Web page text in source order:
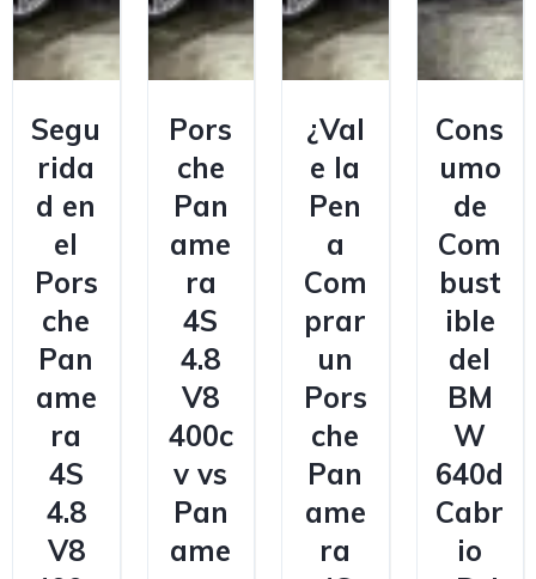
Segu
rida
d en
el
Pors
che
Pan
ame
ra
4S
4.8
V8
Pors
che
Pan
ame
ra
4S
4.8
V8
400c
v vs
Pan
ame
¿Val
e la
Pen
a
Com
prar
un
Pors
che
Pan
ame
ra
Cons
umo
de
Com
bust
ible
del
BM
W
640d
Cabr
io